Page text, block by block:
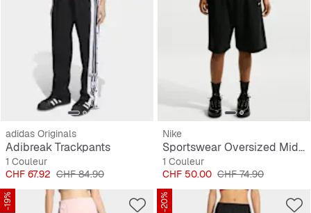
adidas Originals
Adibreak Trackpants
1 Couleur
Prix
CHF 67.92 Prix original
CHF 84.90
Nike
Sportswear Oversized Mid-Rise French Terry Bermuda Shorts
1 Couleur
Prix
CHF 50.00 Prix original
CHF 74.90
-19% -20%